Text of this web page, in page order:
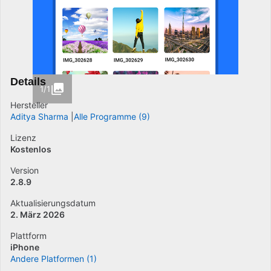
1/1
Details
Hersteller
Aditya Sharma Alle Programme (9)
Lizenz
Kostenlos
Version
2.8.9
Aktualisierungsdatum
2. März 2026
Plattform
iPhone
Andere Platformen (1)